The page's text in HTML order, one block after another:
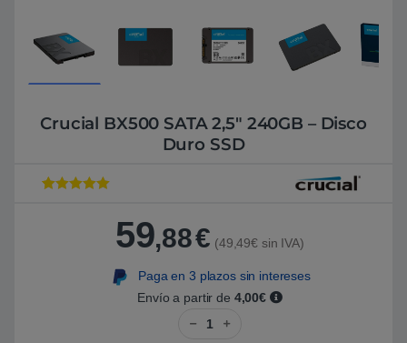
Crucial BX500 SATA 2,5″ 240GB – Disco
Duro SSD
59,88€ (49,49€ sin IVA)
Paga en 3 plazos sin intereses
Envío a partir de 4,00€